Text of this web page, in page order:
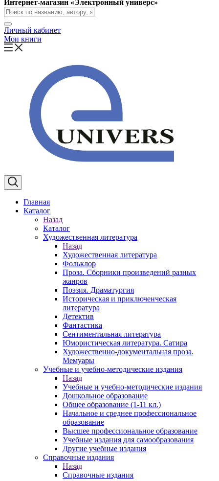
Интернет-магазин «Электронный универс»
Личный кабинет
Мои книги
Главная
Каталог
Назад
Каталог
Художественная литература
Назад
Художественная литература
Фольклор
Проза. Сборники произведений разных
жанров
Поэзия. Драматургия
Историческая и приключенческая
литература
Детектив
Фантастика
Сентиментальная литература
Юмористическая литература. Сатира
Художественно-документальная проза.
Мемуары
Учебные и учебно-методические издания
Назад
Учебные и учебно-методические издания
Дошкольное образование
Общее образование (1-11 кл.)
Начальное и среднее профессиональное
образование
Высшее профессиональное образование
Учебные издания для самообразования
Другие учебные издания
Справочные издания
Назад
Справочные издания